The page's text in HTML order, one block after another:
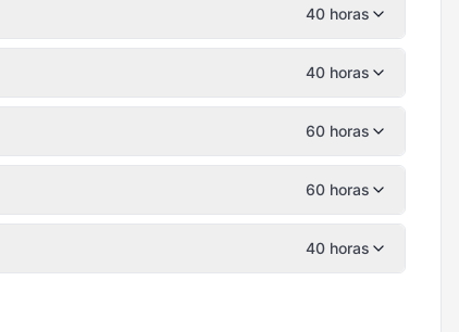
40 horas
40 horas
60 horas
60 horas
40 horas